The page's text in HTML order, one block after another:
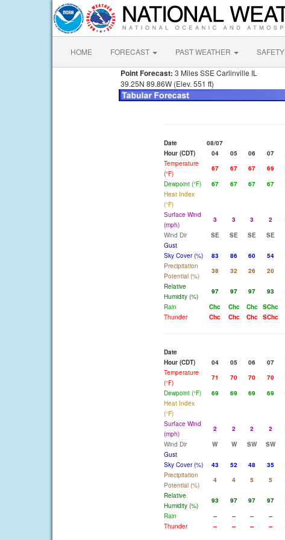
HOME FORECAST PAST WEATHER SAFETY
Point Forecast: 3 Miles SSE Carlinville IL
39.25N 89.86W (Elev. 551 ft)
Date 08/07
Hour (CDT)
04 05 06 07
Temperature
(°F)
67 67 67 69
Dewpoint (°F)
67 67 67 67
Heat Index
(°F)
Surface Wind
(mph)
3 3 3 2
Wind Dir
SE SE SE SE
Gust
Sky Cover (%)
83 86 60 54
Precipitation
Potential (%)
38 32 26 20
Relative
Humidity (%)
97 97 97 93
Rain
Chc Chc Chc SChc
Thunder
Chc Chc Chc SChc
Date
Hour (CDT)
04 05 06 07
Temperature
(°F)
71 70 70 70
Dewpoint (°F)
69 69 69 69
Heat Index
(°F)
Surface Wind
(mph)
2 2 2 2
Wind Dir
W W SW SW
Gust
Sky Cover (%)
43 52 48 35
Precipitation
Potential (%)
4 4 5 5
Relative
Humidity (%)
93 97 97 97
Rain
-- -- -- --
Thunder
-- -- -- --